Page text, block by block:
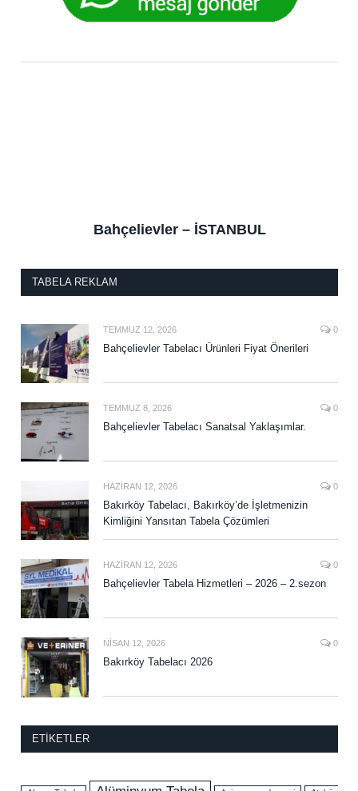
Bahçelievler – İSTANBUL
TABELA REKLAM
TEMMUZ 12, 2026 0
Bahçelievler Tabelacı Ürünleri Fiyat Önerileri
TEMMUZ 8, 2026 0
Bahçelievler Tabelacı Sanatsal Yaklaşımlar.
HAZIRAN 12, 2026 0
Bakırköy Tabelacı, Bakırköy’de İşletmenizin
Kimliğini Yansıtan Tabela Çözümleri
HAZIRAN 12, 2026 0
Bahçelievler Tabela Hizmetleri – 2026 – 2.sezon
NISAN 12, 2026 0
Bakırköy Tabelacı 2026
ETIKETLER